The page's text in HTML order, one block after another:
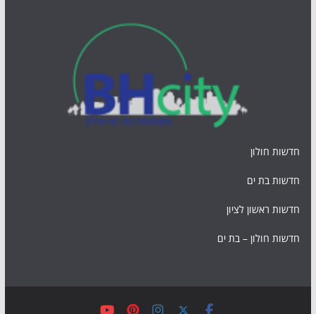
חדשות חולון
חדשות בת ים
חדשות ראשון לציון
חדשות חולון – בת ים